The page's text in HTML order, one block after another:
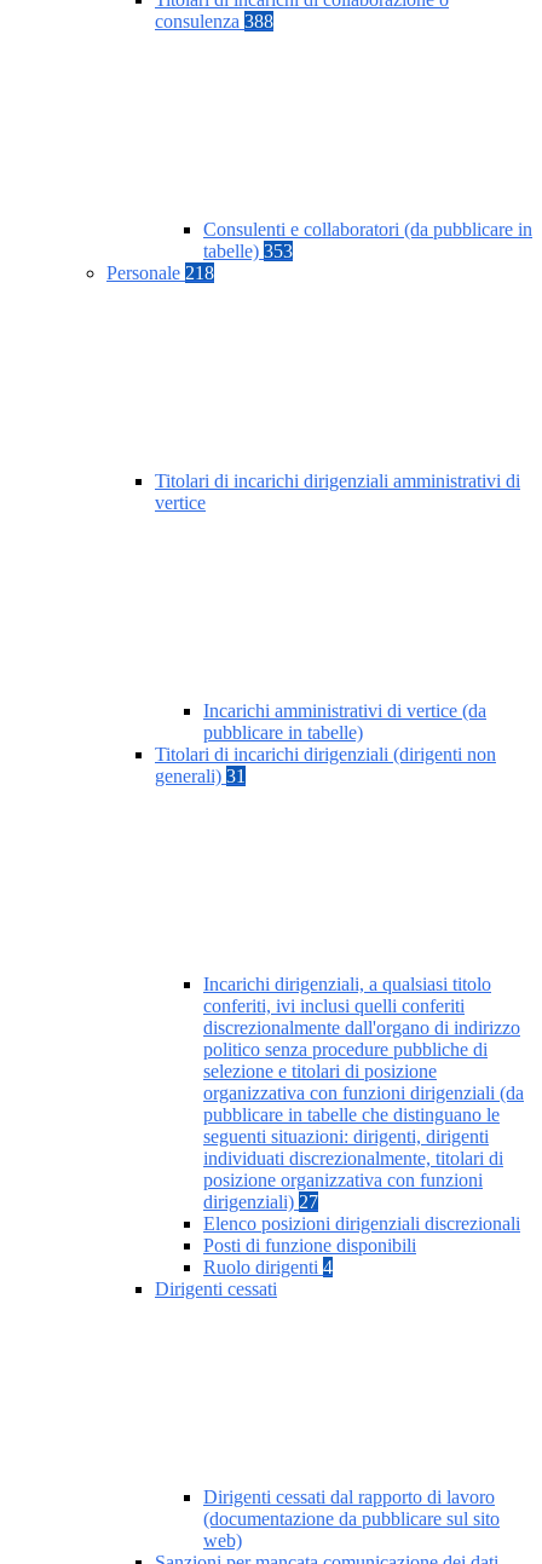
consulenza 388
Consulenti e collaboratori (da pubblicare in
tabelle) 353
Personale 218
Titolari di incarichi dirigenziali amministrativi di
vertice
Incarichi amministrativi di vertice (da
pubblicare in tabelle)
Titolari di incarichi dirigenziali (dirigenti non
generali) 31
Incarichi dirigenziali, a qualsiasi titolo
conferiti, ivi inclusi quelli conferiti
discrezionalmente dall'organo di indirizzo
politico senza procedure pubbliche di
selezione e titolari di posizione
organizzativa con funzioni dirigenziali (da
pubblicare in tabelle che distinguano le
seguenti situazioni: dirigenti, dirigenti
individuati discrezionalmente, titolari di
posizione organizzativa con funzioni
dirigenziali) 27
Elenco posizioni dirigenziali discrezionali
Posti di funzione disponibili
Ruolo dirigenti 4
Dirigenti cessati
Dirigenti cessati dal rapporto di lavoro
(documentazione da pubblicare sul sito
web)